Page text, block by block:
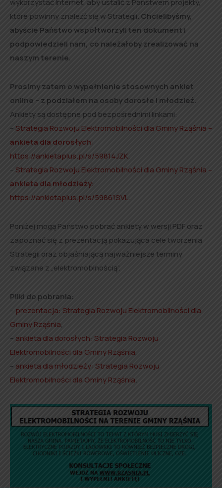
wykorzystać Internet, aby ustalić z Państwem projekty,
które powinny znaleźć się w Strategii. Chcielibyśmy,
abyście Państwo współtworzyli ten dokument i
podpowiedzieli nam, co należałoby zrealizować na
naszym terenie.
Prosimy zatem o wypełnienie stosownych ankiet
online – z podziałem na osoby dorosłe i młodzież.
Ankiety są dostępne pod bezpośrednimi linkami:
–Strategia Rozwoju Elektromobilności dla Gminy Rząśnia –
ankieta dla dorosłych:
https://ankietaplus.pl/s/59814JZK,
–Strategia Rozwoju Elektromobilności dla Gminy Rząśnia –
ankieta dla młodzieży:
https://ankietaplus.pl/s/59861SVL.
Poniżej mogą Państwo pobrać ankiety w wersji PDF oraz
zapoznać się z prezentacją pokazująca cele tworzenia
Strategii oraz objaśniającą najważniejsze terminy
związane z „elektromobinością”.
Pliki do pobrania:
– prezentacja: Strategia Rozwoju Elektromobilności dla
Gminy Rząśnia,
–ankieta dla dorosłych: Strategia Rozwoju
Elektromobilności dla Gminy Rząśnia,
– ankieta dla młodzieży: Strategia Rozwoju
Elektromobilności dla Gminy Rząśnia.